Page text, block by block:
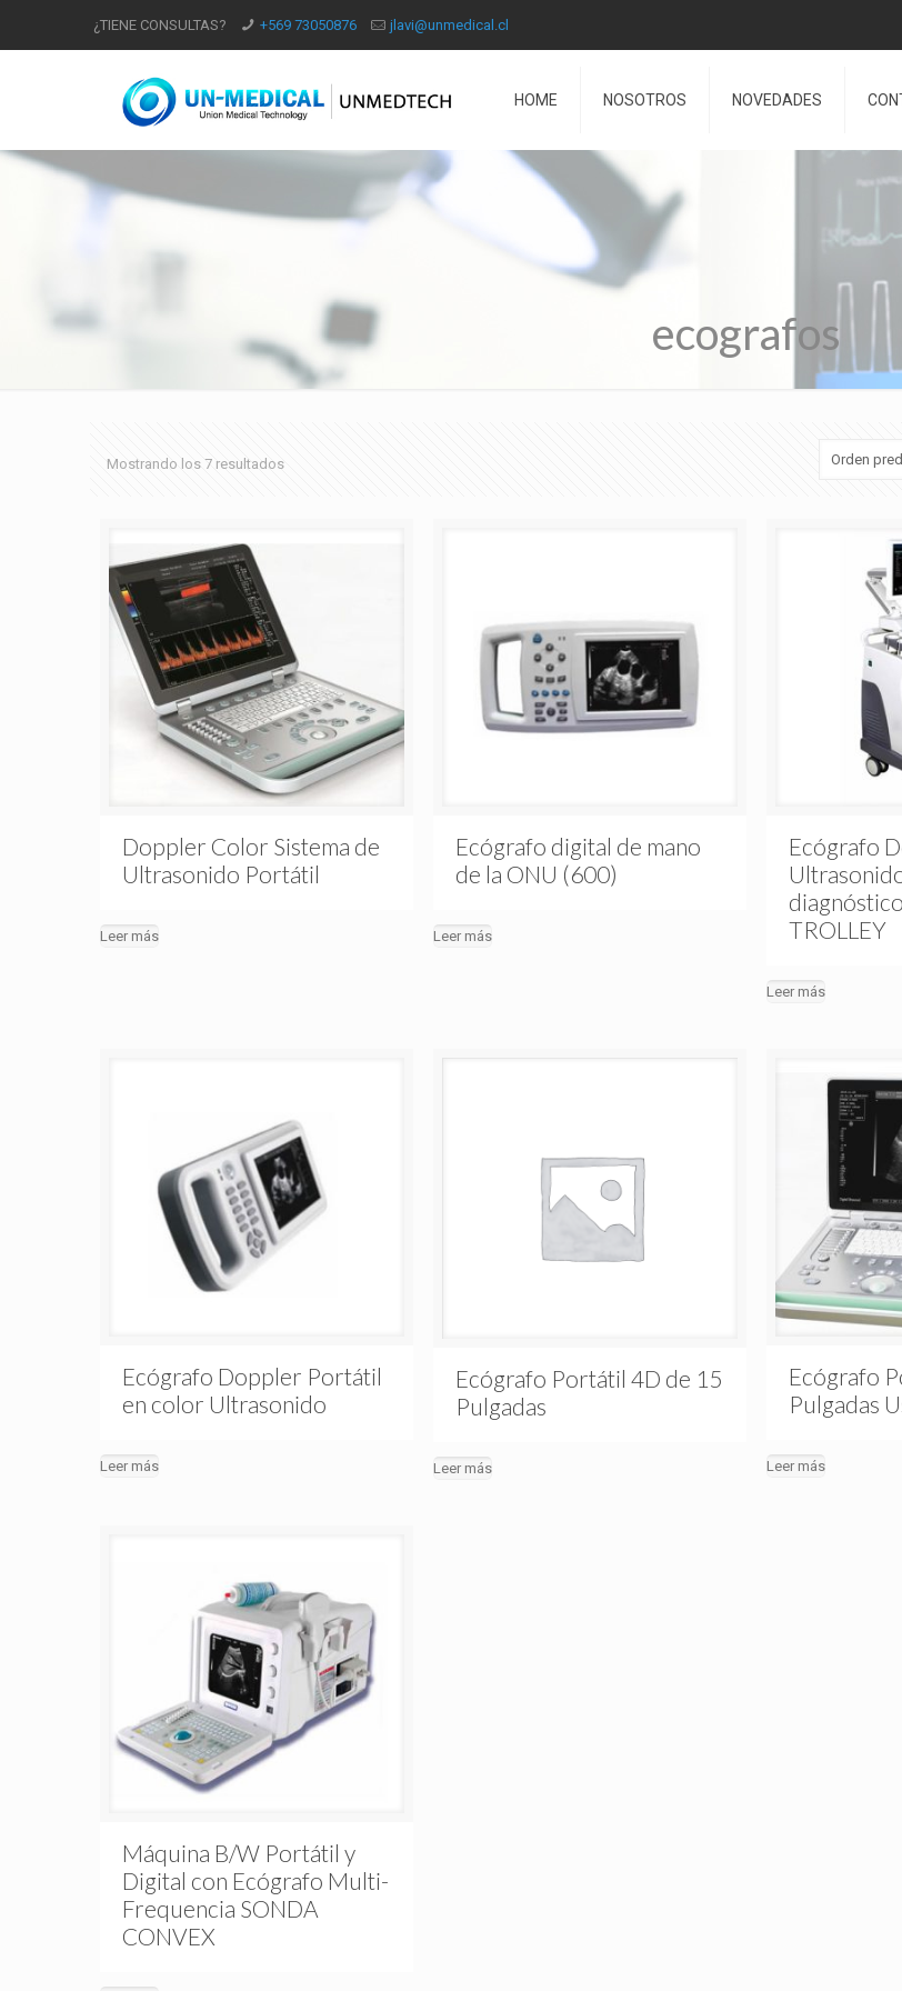
¿TIENE CONSULTAS? +569 73050876 jlavi@unmedical.cl
HOME NOSOTROS NOVEDADES
ecografos
Mostrando los 7 resultados
Doppler Color Sistema de
Ultrasonido Portátil
Leer más
Ecógrafo digital de mano
de la ONU (600)
Leer más
Ecógrafo
TROLLEY
Leer más
Ecógrafo Doppler Portátil
en color Ultrasonido
Leer más
Ecógrafo Portátil 4D de 15
Pulgadas
Leer más
Ecógrafo
Pulgadas
Leer más
Máquina B/W Portátil y
Digital con Ecógrafo Multi-
Frequencia SONDA
CONVEX